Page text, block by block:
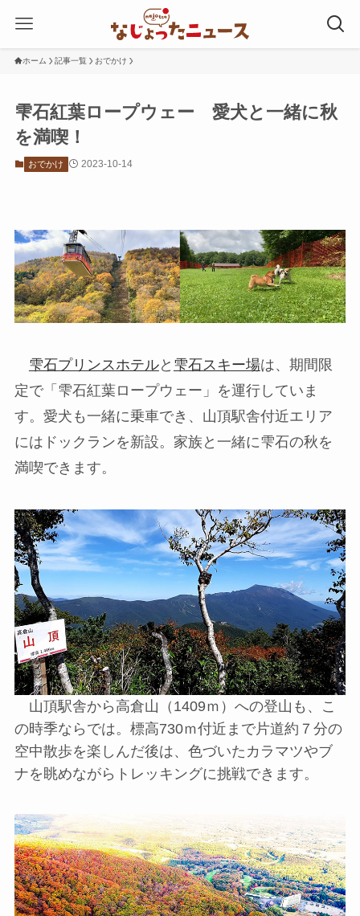
ホーム 記事一覧 おでかけ
雫石紅葉ロープウェー 愛犬と一緒に秋
を満喫！
おでかけ 2023-10-14
雫石プリンスホテルと 雫石スキー場は、期間限
定で「雫石紅葉ロープウェー」を運行していま
す。愛犬も一緒に乗車でき、山頂駅舎付近エリア
にはドックランを新設。家族と一緒に雫石の秋を
満喫できます。
山頂駅舎から高倉山（1409ｍ）への登山も、こ
の時季ならでは。標高730ｍ付近まで片道約７分の
空中散歩を楽しんだ後は、色づいたカラマツやブ
ナを眺めながらトレッキングに挑戦できます。